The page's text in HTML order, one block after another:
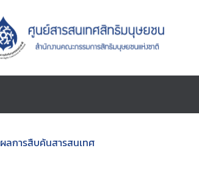
ผลการสืบค้นสารสนเทศ